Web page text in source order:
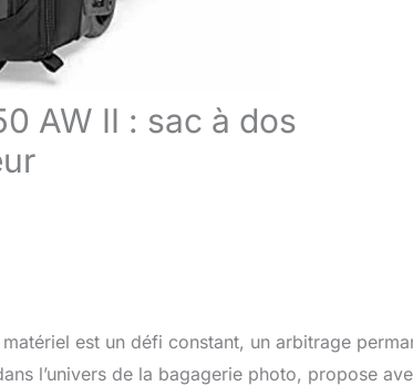
AW II : sac à dos
est un défi constant, un arbitrage
l’univers de la bagagerie photo, propose